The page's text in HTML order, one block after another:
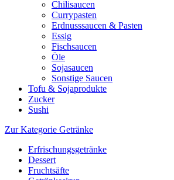
Chilisaucen
Currypasten
Erdnusssaucen & Pasten
Essig
Fischsaucen
Öle
Sojasaucen
Sonstige Saucen
Tofu & Sojaprodukte
Zucker
Sushi
Zur Kategorie Getränke
Erfrischungsgetränke
Dessert
Fruchtsäfte